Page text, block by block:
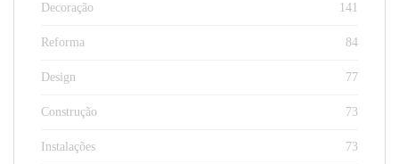
Decoração 141
Reforma 84
Design 77
Construção 73
Instalações 73